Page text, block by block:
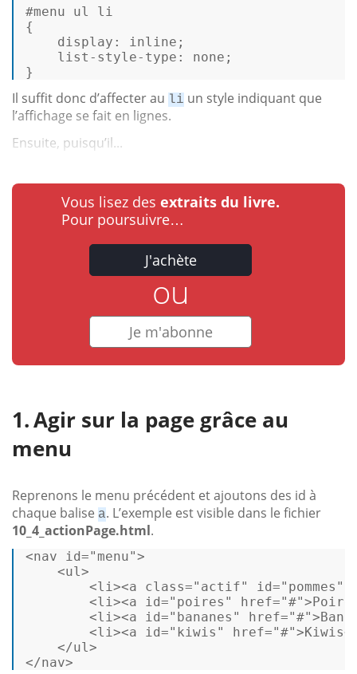
#menu ul
li
{
display : inline;
list-style-type : none;
}
Il suffit donc d’affecter au li un style indiquant que
l’affichage se fait en lignes.
Ensuite, puisqu’il...
Vous lisez des extraits du livre.
Pour poursuivre…
J'achète
ou
Je m'abonne
Agir sur la page grâce au
menu
Reprenons le menu précédent et ajoutons des id à
chaque balise a. L’exemple est visible dans le fichier
10_4_actionPage.html.
<nav id="menu">
<ul>
<li><a class="actif" id="pommes"
<li><a id="poires" href="#">
<li><a id="bananes" href="#">
<li><a id="kiwis" href="#">Kiwis
</ul>
</nav>